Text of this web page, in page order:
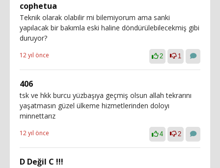
cophetua
Teknik olarak olabilir mi bilemiyorum ama sanki
yapılacak bir bakımla eski haline döndürülebilecekmiş gibi
duruyor?
12 yıl önce 2 1
406
tsk ve hkk burcu yüzbaşıya geçmiş olsun allah tekrarını
yaşatmasın güzel ülkeme hizmetlerinden doloyı
minnettarız
12 yıl önce 4 2
D Değil C !!!